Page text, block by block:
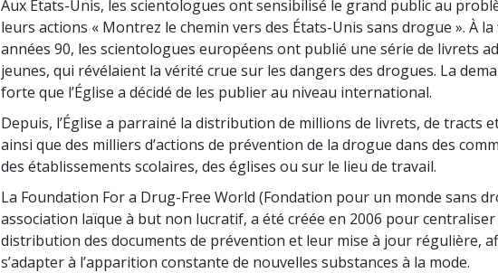
Aux États-Unis, les scientologues ont sensibilisé le grand public au
leurs actions « Montrez le chemin vers des États-Unis sans drogue ». À la
années 90, les scientologues européens ont publié une série de livrets
jeunes, qui révélaient la vérité crue sur les dangers des drogues. La
forte que l’Église a décidé de les publier au niveau international.
Depuis, l’Église a parrainé la distribution de millions de livrets, de tracts
ainsi que des milliers d’actions de prévention de la drogue dans des
des établissements scolaires, des églises ou sur le lieu de travail.
La Foundation For a Drug-Free World (Fondation pour un monde sans
association laïque à but non lucratif, a été créée en 2006 pour centraliser
distribution des documents de prévention et leur mise à jour régulière,
s’adapter à l’apparition constante de nouvelles substances à la mode.